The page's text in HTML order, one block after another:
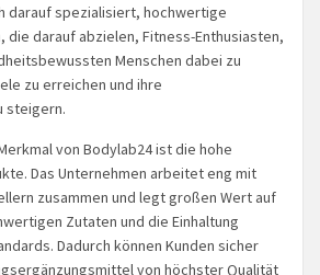
darauf spezialisiert, hochwertige
die darauf abzielen, Fitness-Enthusiasten,
Menschen dabei zu
zu erreichen und ihre
steigern.
von Bodylab24 ist die hohe
Das Unternehmen arbeitet eng mit
zusammen und legt großen Wert auf
Zutaten und die Einhaltung
Dadurch können Kunden sicher
von höchster Qualität